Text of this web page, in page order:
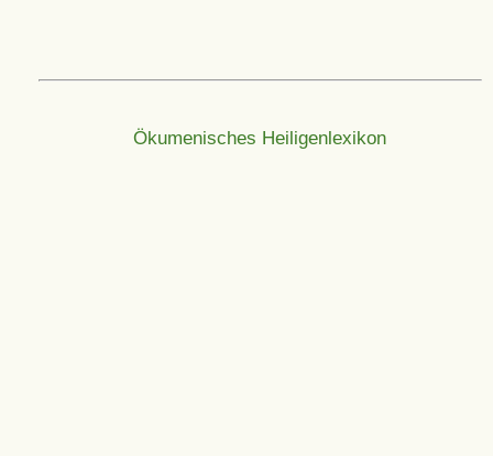
Ökumenisches Heiligenlexikon